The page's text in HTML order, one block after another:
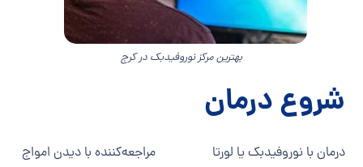
بهترین مرکز نوروفیدبک در کرج
شروع درمان
درمان با نوروفیدبک یا لورتا
مراجعه‌کننده با دیدن امواج